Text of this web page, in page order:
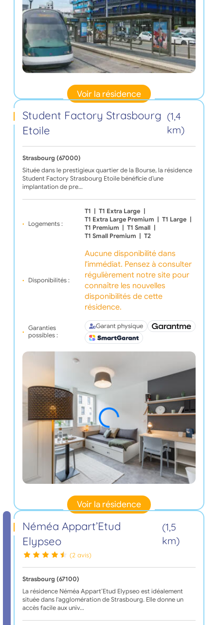
Voir la résidence
Student Factory Strasbourg
Etoile
(1,4
km)
Strasbourg (67000)
Située dans le prestigieux quartier de la Bourse, la résidence
Student Factory Strasbourg Etoile bénéficie d’une
implantation de pre…
Logements :
T1 T1 Extra Large
T1 Extra Large Premium
T1 Large
T1 Premium
T1 Small
T1 Small Premium
T2
Disponibilités :
Aucune disponibilité dans
l'immédiat. Pensez à consulter
régulièrement notre site pour
connaître les nouvelles
disponibilités de cette
résidence.
Garanties
possibles :
Garant physique
Voir la résidence
Néméa Appart’Etud
Elypseo
(1,5
km)
(2 avis)
Strasbourg (67100)
La résidence Néméa Appart’Etud Elypseo est idéalement
située dans l'agglomération de Strasbourg. Elle donne un
accès facile aux univ…